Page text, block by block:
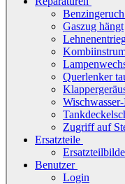
Gaszug hängt
Querlenker
Zugriff auf
Ersatzteile
Benutzer
Login